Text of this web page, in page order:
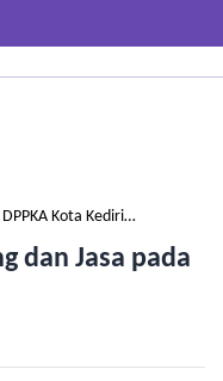
Kota Kediri…
dan Jasa pada